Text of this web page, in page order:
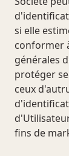
si elle
conformer
générales
protéger
ceux
fins de